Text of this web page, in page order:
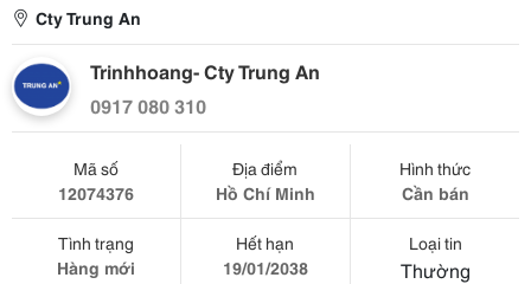
Cty Trung An
Trinhhoang- Cty Trung An
0917 080 310
Mã số
12074376
Địa điểm
Hồ Chí Minh
Hình thức
Cần bán
Tình trạng
Hàng mới
Hết hạn
19/01/2038
Loại tin
Thường